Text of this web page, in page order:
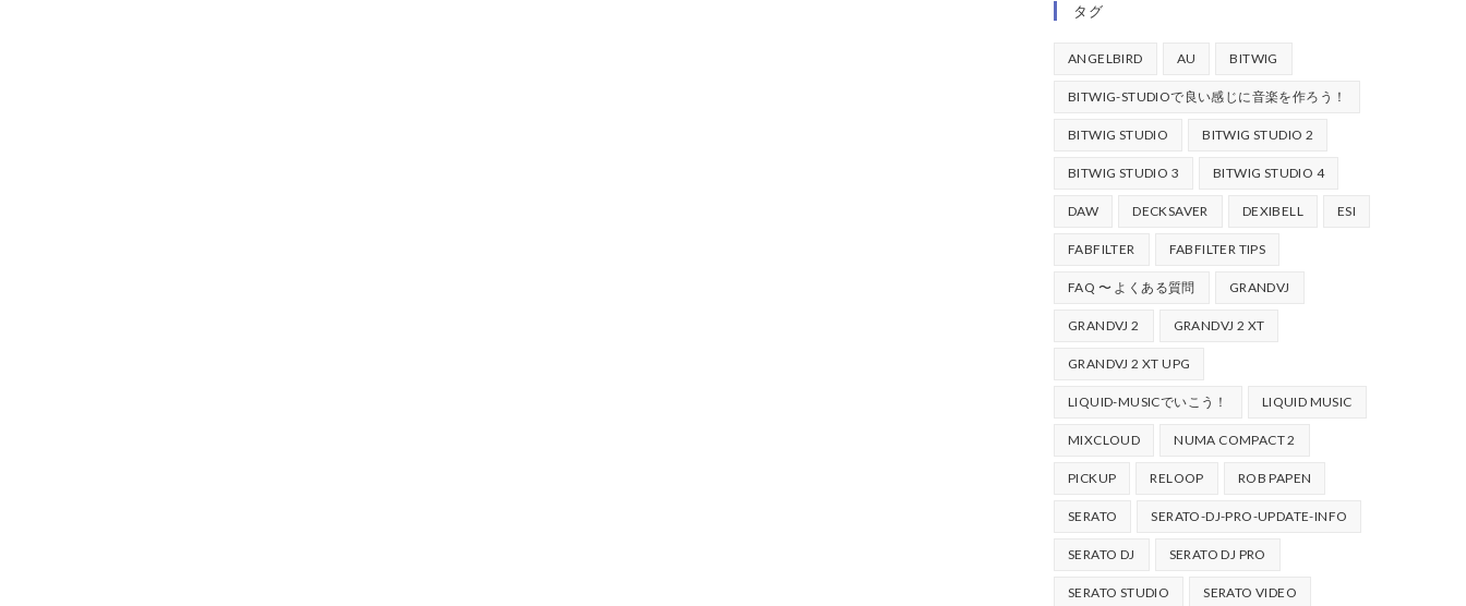
タグ
ANGELBIRD AU BITWIG
BITWIG-STUDIOで良い感じに音楽を作ろう！
BITWIG STUDIO BITWIG STUDIO 2
BITWIG STUDIO 3 BITWIG STUDIO 4
DAW DECKSAVER DEXIBELL ESI
FABFILTER FABFILTER TIPS
FAQ 〜 よくある質問 GRANDVJ
GRANDVJ 2 GRANDVJ 2 XT
GRANDVJ 2 XT UPG
LIQUID-MUSICでいこう！ LIQUID MUSIC
MIXCLOUD NUMA COMPACT 2
PICKUP RELOOP ROB PAPEN
SERATO SERATO-DJ-PRO-UPDATE-INFO
SERATO DJ SERATO DJ PRO
SERATO STUDIO SERATO VIDEO